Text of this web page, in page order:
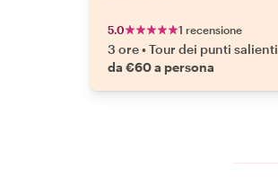
5.0 1 recensione
3 ore•Tour dei punti salienti
da €60 a persona